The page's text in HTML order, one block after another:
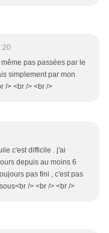
pas passées par le
simplement par mon
/> <br /> <br />
c'est difficile . j'ai
depuis au moins 6
pas fini , c'est pas
/> <br /> <br />